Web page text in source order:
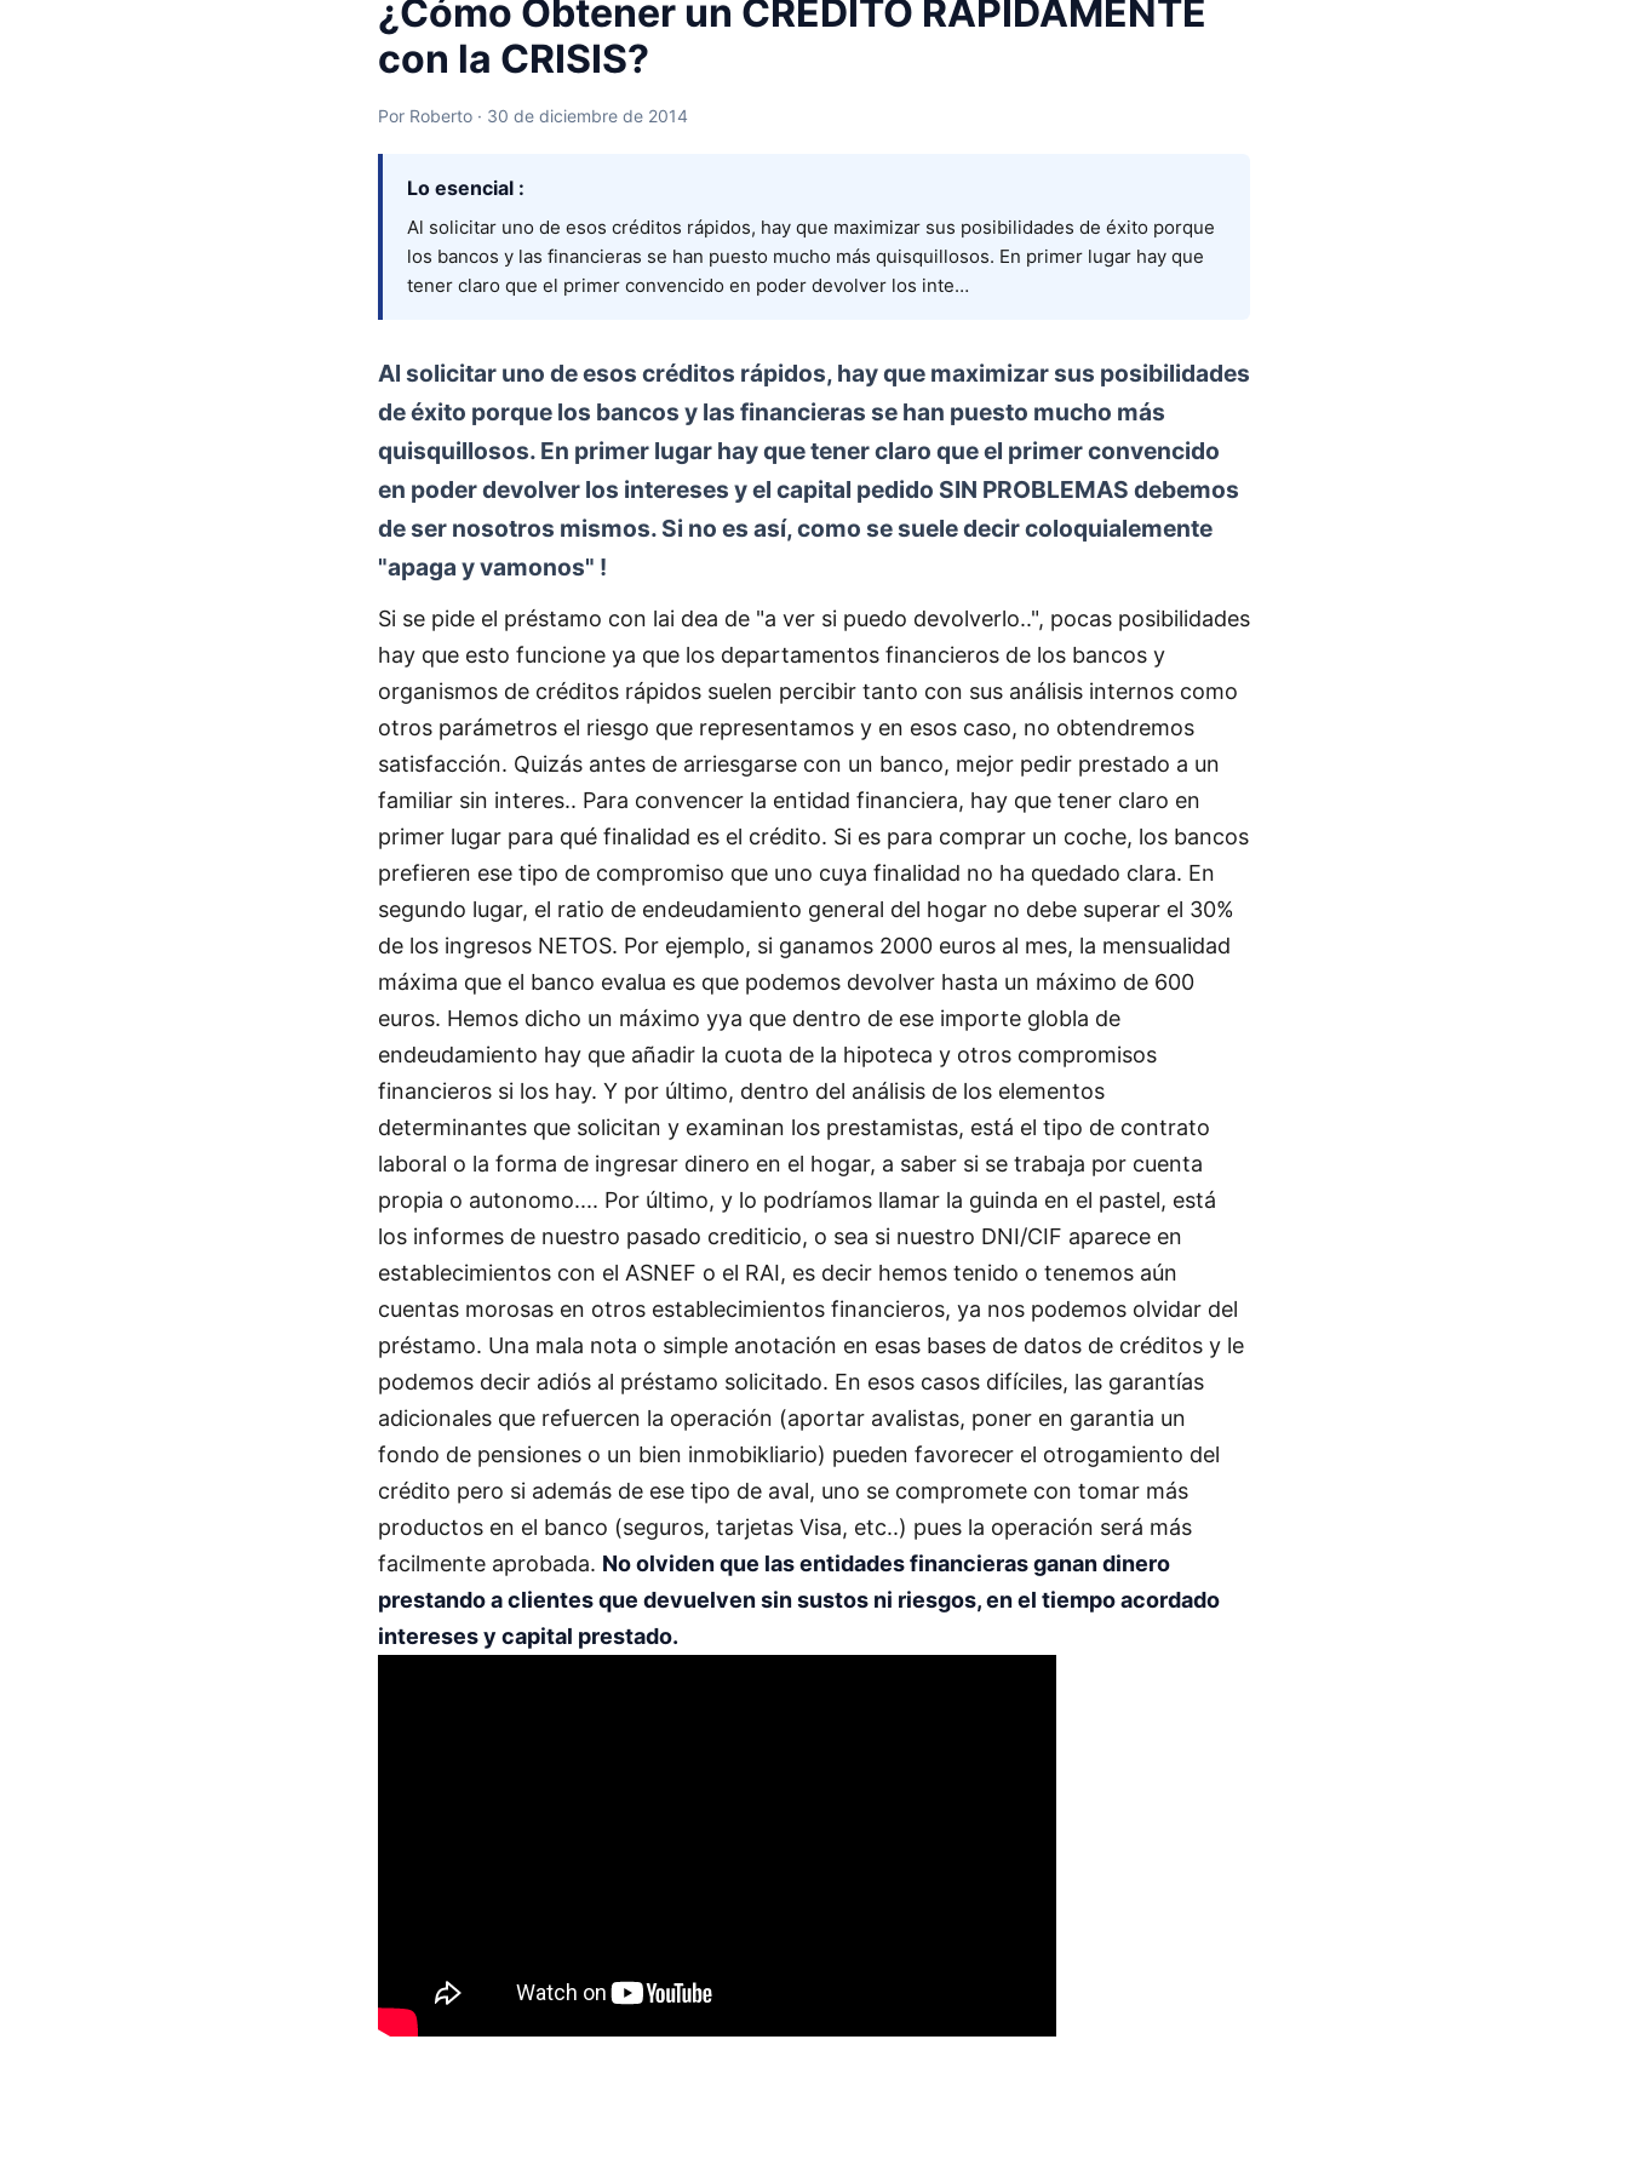
¿Cómo Obtener un CRÉDITO RÁPIDAMENTE
con la CRISIS?
Por Roberto · 30 de diciembre de 2014
Lo esencial :
Al solicitar uno de esos créditos rápidos, hay que maximizar sus posibilidades de éxito porque
los bancos y las financieras se han puesto mucho más quisquillosos. En primer lugar hay que
tener claro que el primer convencido en poder devolver los inte…
Al solicitar uno de esos créditos rápidos, hay que maximizar sus posibilidades
de éxito porque los bancos y las financieras se han puesto mucho más
quisquillosos. En primer lugar hay que tener claro que el primer convencido
en poder devolver los intereses y el capital pedido SIN PROBLEMAS debemos
de ser nosotros mismos. Si no es así, como se suele decir coloquialemente
"apaga y vamonos" !
Si se pide el préstamo con lai dea de "a ver si puedo devolverlo..", pocas posibilidades
hay que esto funcione ya que los departamentos financieros de los bancos y
organismos de créditos rápidos suelen percibir tanto con sus análisis internos como
otros parámetros el riesgo que representamos y en esos caso, no obtendremos
satisfacción. Quizás antes de arriesgarse con un banco, mejor pedir prestado a un
familiar sin interes.. Para convencer la entidad financiera, hay que tener claro en
primer lugar para qué finalidad es el crédito. Si es para comprar un coche, los bancos
prefieren ese tipo de compromiso que uno cuya finalidad no ha quedado clara. En
segundo lugar, el ratio de endeudamiento general del hogar no debe superar el 30%
de los ingresos NETOS. Por ejemplo, si ganamos 2000 euros al mes, la mensualidad
máxima que el banco evalua es que podemos devolver hasta un máximo de 600
euros. Hemos dicho un máximo yya que dentro de ese importe globla de
endeudamiento hay que añadir la cuota de la hipoteca y otros compromisos
financieros si los hay. Y por último, dentro del análisis de los elementos
determinantes que solicitan y examinan los prestamistas, está el tipo de contrato
laboral o la forma de ingresar dinero en el hogar, a saber si se trabaja por cuenta
propia o autonomo.... Por último, y lo podríamos llamar la guinda en el pastel, está
los informes de nuestro pasado crediticio, o sea si nuestro DNI/CIF aparece en
establecimientos con el ASNEF o el RAI, es decir hemos tenido o tenemos aún
cuentas morosas en otros establecimientos financieros, ya nos podemos olvidar del
préstamo. Una mala nota o simple anotación en esas bases de datos de créditos y le
podemos decir adiós al préstamo solicitado. En esos casos difíciles, las garantías
adicionales que refuercen la operación (aportar avalistas, poner en garantia un
fondo de pensiones o un bien inmobikliario) pueden favorecer el otrogamiento del
crédito pero si además de ese tipo de aval, uno se compromete con tomar más
productos en el banco (seguros, tarjetas Visa, etc..) pues la operación será más
facilmente aprobada. No olviden que las entidades financieras ganan dinero
prestando a clientes que devuelven sin sustos ni riesgos, en el tiempo acordado
intereses y capital prestado.